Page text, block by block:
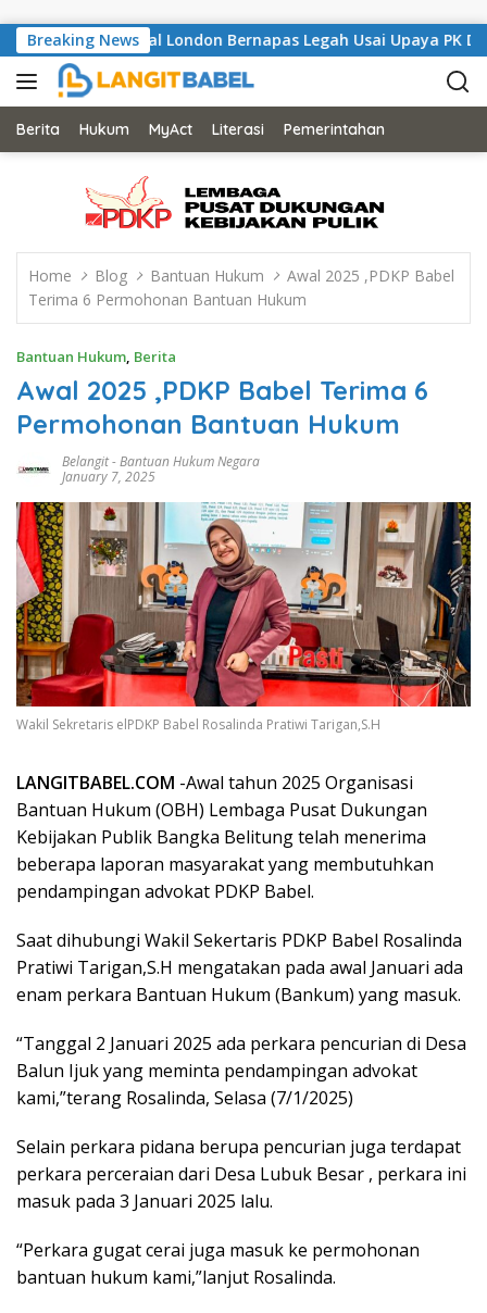
Breaking News
Musisi Asal London Bernapas Legah Usai Upaya PK
Berita Hukum MyAct Literasi Pemerintahan
Home Blog Bantuan Hukum
Awal 2025 ,PDKP Babel
Terima 6 Permohonan Bantuan Hukum
Bantuan Hukum, Berita
Awal 2025 ,PDKP Babel Terima 6
Permohonan Bantuan Hukum
Belangit-Bantuan Hukum Negara
January 7, 2025
Wakil Sekretaris elPDKP Babel Rosalinda Pratiwi Tarigan,S.H
LANGITBABEL.COM -Awal tahun 2025 Organisasi
Bantuan Hukum (OBH) Lembaga Pusat Dukungan
Kebijakan Publik Bangka Belitung telah menerima
beberapa laporan masyarakat yang membutuhkan
pendampingan advokat PDKP Babel.
Saat dihubungi Wakil Sekertaris PDKP Babel Rosalinda
Pratiwi Tarigan,S.H mengatakan pada awal Januari ada
enam perkara Bantuan Hukum (Bankum) yang masuk.
“Tanggal 2 Januari 2025 ada perkara pencurian di Desa
Balun Ijuk yang meminta pendampingan advokat
kami,”terang Rosalinda, Selasa (7/1/2025)
Selain perkara pidana berupa pencurian juga terdapat
perkara perceraian dari Desa Lubuk Besar , perkara ini
masuk pada 3 Januari 2025 lalu.
“Perkara gugat cerai juga masuk ke permohonan
bantuan hukum kami,”lanjut Rosalinda.